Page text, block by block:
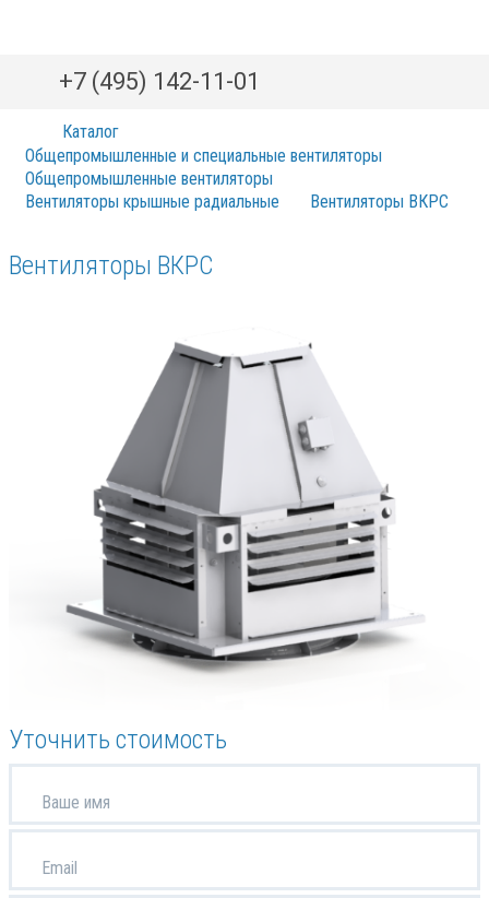
+7 (495) 142-11-01
Каталог
Общепромышленные и специальные вентиляторы
Общепромышленные вентиляторы
Вентиляторы крышные радиальные
Вентиляторы ВКРС
Вентиляторы ВКРС
Уточнить стоимость